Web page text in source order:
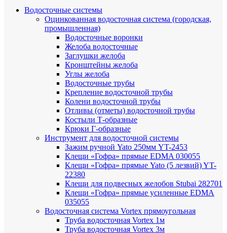
Водосточные системы
Оцинкованная водосточная система (городская,
промышленная)
Водосточные воронки
Желоба водосточные
Заглушки желоба
Кронштейны желоба
Углы желоба
Водосточные трубы
Крепление водосточной трубы
Колени водосточной трубы
Отливы (отметы) водосточной трубы
Костыли Т-образные
Крюки Г-образные
Инструмент для водосточной системы
Зажим ручной Yato 250мм YT-2453
Клещи «Гофра» прямые EDMA 030055
Клещи «Гофра» прямые Yato (5 лезвий) YT-
22380
Клещи для подвесных желобов Stubai 282701
Клещи «Гофра» прямые усиленные EDMA
035055
Водосточная система Vortex прямоугольная
Труба водосточная Vortex 1м
Труба водосточная Vortex 3м